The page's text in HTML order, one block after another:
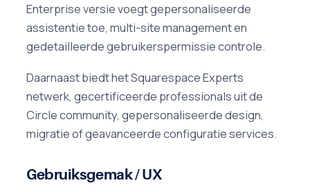
Enterprise versie voegt gepersonaliseerde
assistentie toe, multi-site management en
gedetailleerde gebruikerspermissie controle.
Daarnaast biedt het Squarespace Experts
netwerk, gecertificeerde professionals uit de
Circle community, gepersonaliseerde design,
migratie of geavanceerde configuratie services.
Gebruiksgemak / UX